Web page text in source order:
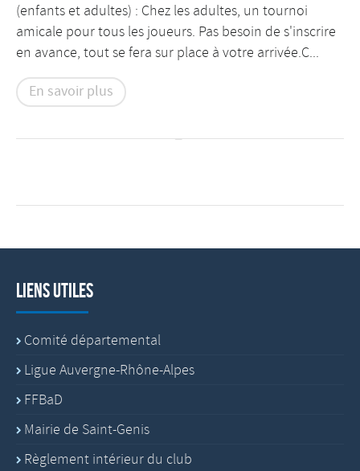
(enfants et adultes) : Chez les adultes, un tournoi
amicale pour tous les joueurs. Pas besoin de s'inscrire
en avance, tout se fera sur place à votre arrivée.C...
En savoir plus
Liens utiles
Comité départemental
Ligue Auvergne-Rhône-Alpes
FFBaD
Mairie de Saint-Genis
Règlement intérieur du club